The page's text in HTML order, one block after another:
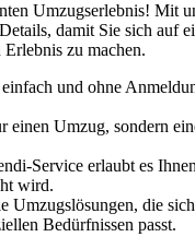
Umzugserlebnis! Mit
damit Sie sich auf
zu machen.
und ohne
Umzug, sondern
Service erlaubt es
wird.
die
Bedürfnissen passt.